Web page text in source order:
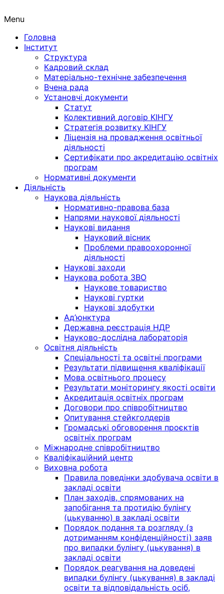
Menu
Головна
Інститут
Структура
Кадровий склад
Матеріально-технічне забезпечення
Вчена рада
Установчі документи
Статут
Колективний договір КІНГУ
Стратегія розвитку КІНГУ
Ліцензія на провадження освітньої
діяльності
Сертифікати про акредитацію освітніх
програм
Нормативні документи
Діяльність
Наукова діяльність
Нормативно-правова база
Напрями наукової діяльності
Наукові видання
Науковий вісник
Проблеми правоохоронної
діяльності
Наукові заходи
Наукова робота ЗВО
Наукове товариство
Наукові гуртки
Наукові здобутки
Ад’юнктура
Державна реєстрація НДР
Науково-дослідна лабораторія
Освітня діяльність
Спеціальності та освітні програми
Результати підвищення кваліфікації
Мова освітнього процесу
Результати моніторингу якості освіти
Акредитація освітніх програм
Договори про співробітництво
Опитування стейкголдерів
Громадські обговорення проєктів
освітніх програм
Міжнародне співробітництво
Кваліфікаційний центр
Виховна робота
Правила поведінки здобувача освіти в
закладі освіти
План заходів, спрямованих на
запобігання та протидію булінгу
(цькуванню) в закладі освіти
Порядок подання та розгляду (з
дотриманням конфіденційності) заяв
про випадки булінгу (цькування) в
закладі освіти
Порядок реагування на доведені
випадки булінгу (цькування) в закладі
освіти та відповідальність осіб,